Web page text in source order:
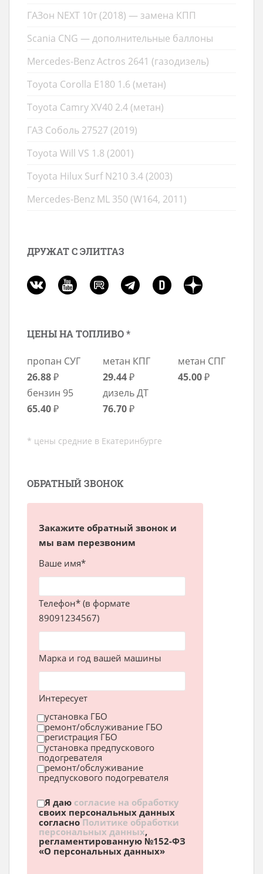
ГАЗон NEXT 10т (2018) — замена КПП
Scania CNG — дополнительные баллоны
Mercedes-Benz Actros 2641 (газодизель)
Toyota Corolla E180 1.6 (метан)
Toyota Camry XV40 2.4 (метан)
ГАЗ Соболь 27527 (2019)
Toyota Will VS 1.8 (2001)
Toyota Hilux Surf N210 3.4 (2003)
Mercedes-Benz ML 350 (W164, 2011)
ДРУЖАТ С ЭЛИТГАЗ
ЦЕНЫ НА ТОПЛИВО *
пропан СУГ
26.88₽
метан КПГ
29.44₽
метан СПГ
45.00₽
бензин 95
65.40₽
дизель ДТ
76.70₽
* цены средние в Екатеринбурге
ОБРАТНЫЙ ЗВОНОК
Закажите обратный звонок и
мы вам перезвоним
Ваше имя*
Телефон* (в формате
89091234567)
Марка и год вашей машины
Интересует
установка ГБО
ремонт/обслуживание ГБО
регистрация ГБО
установка предпускового
подогревателя
ремонт/обслуживание
предпускового подогревателя
Я даю согласие на обработку
своих персональных данных
согласно Политике обработки
персональных данных,
регламентированную №152-ФЗ
«О персональных данных»